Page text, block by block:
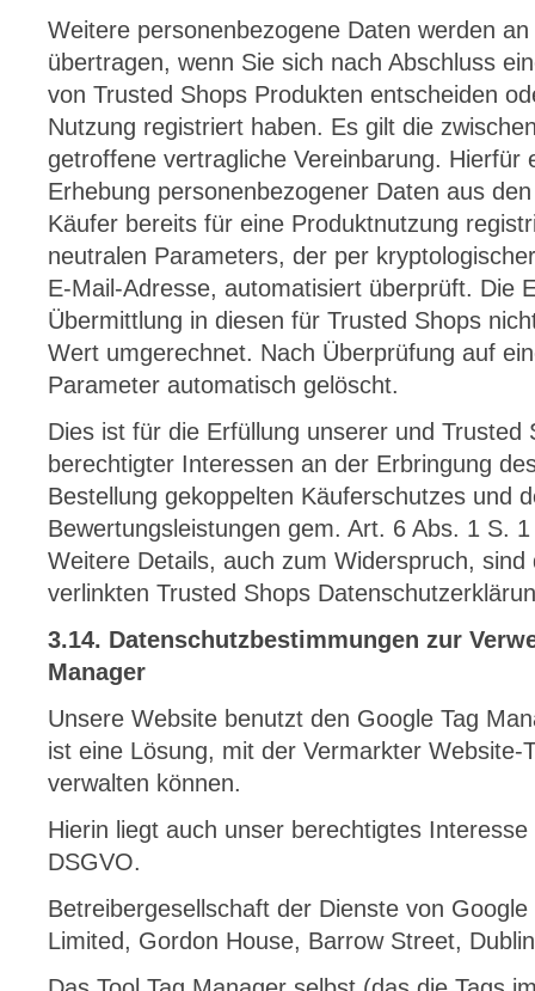
Weitere personenbezogene Daten werden
übertragen, wenn Sie sich nach Abschluss
von Trusted Shops Produkten entscheiden
Nutzung registriert haben. Es gilt die
getroffene vertragliche Vereinbarung. Hierfür
Erhebung personenbezogener Daten aus
Käufer bereits für eine Produktnutzung
neutralen Parameters, der per
E-Mail-Adresse, automatisiert überprüft. Die
Übermittlung in diesen für Trusted Shops
Wert umgerechnet. Nach Überprüfung auf
Parameter automatisch gelöscht.
Dies ist für die Erfüllung unserer und Trusted
berechtigter Interessen an der Erbringung
Bestellung gekoppelten Käuferschutzes und
Bewertungsleistungen gem. Art. 6 Abs. 1 S.
Weitere Details, auch zum Widerspruch,
verlinkten Trusted Shops
3.14. Datenschutzbestimmungen zur
Manager
Unsere Website benutzt den Google Tag
ist eine Lösung, mit der Vermarkter Website-
verwalten können.
Hierin liegt auch unser berechtigtes
DSGVO.
Betreibergesellschaft der Dienste von
Limited, Gordon House, Barrow Street,